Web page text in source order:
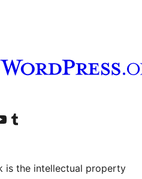
LinkedIn
TokTok
notre chaîne YouTube
Visiter notre compte Tumblr
is the intellectual property